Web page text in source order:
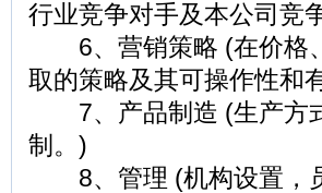
行业竞争对手及本公司竞
6、营销策略 (在价格
取的策略及其可操作性和
7、产品制造 (生产方
制。)
8、管理 (机构设置，